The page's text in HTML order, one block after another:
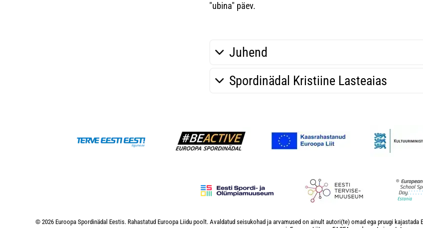
"ubina" päev.
Juhend
Spordinädal Kristiine Lasteaias
© 2026 Euroopa Spordinädal Eestis. Rahastatud Euroopa Liidu poolt. Avaldatud seisukohad ja arvamused on ainult autori(te) omad ega pruugi